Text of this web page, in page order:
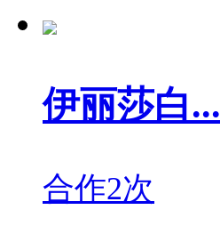
伊丽莎白...
合作2次